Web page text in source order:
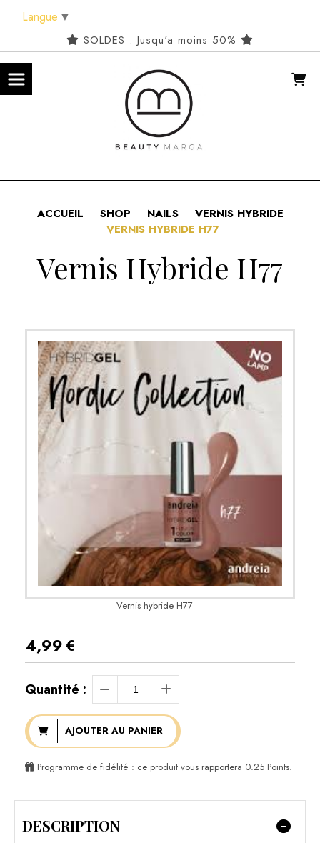
SOLDES : Jusqu'a moins 50%
ACCUEIL SHOP NAILS
VERNIS HYBRIDE
VERNIS HYBRIDE H77
Vernis Hybride H77
Vernis hybride H77
4,99€
Quantité :
AJOUTER AU PANIER
Programme de fidélité : ce produit vous rapportera 0.25 Points.
DESCRIPTION
Langue ▼